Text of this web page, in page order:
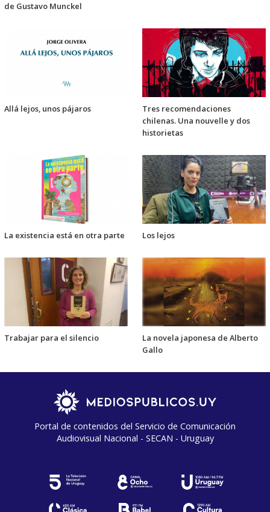
de Gustavo Munckel
Allá lejos, unos pájaros
Tres recomendaciones
chilenas. Una nouvelle y dos
historietas
La existencia está en otra parte Los lejos
Trabajar para el silencio
La novela japonesa de Alberto
Gallo
Portal de contenidos del Servicio de Comunicación
Audiovisual Nacional - SECAN - Uruguay